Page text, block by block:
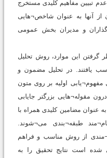
تبیین مفاهیم کلیدی مستخرج
از آنها به عنوان شاخص¬هایی
و مدیران بخش عمومی
گرفتن این موارد، روش تحلیل
یافتند. در تحلیل مضمون و
اولیه بر روی متون
مقوله¬هایی بزرگتر جایابی
عنوان مضامین کلیدی همراه با
طبقه¬بندی می¬شوند.
از روش مناسب و فراهم
است نتایج تحقیق را به